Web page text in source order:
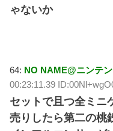
ゃないか
64: NO NAME@ニンテ
00:23:11.39
セットで且つ全ミニ
売りしたら第二の桃